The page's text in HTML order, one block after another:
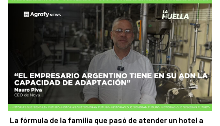
La fórmula de la familia que pasó de atender un hotel a